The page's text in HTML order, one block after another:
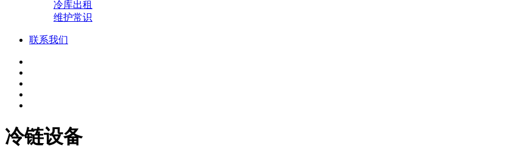
冷库出租
维护常识
联系我们
冷链设备